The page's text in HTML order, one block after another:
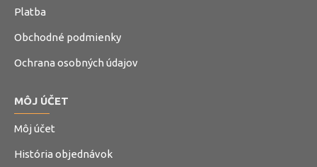
Platba
Obchodné podmienky
Ochrana osobných údajov
MÔJ ÚČET
Môj účet
História objednávok